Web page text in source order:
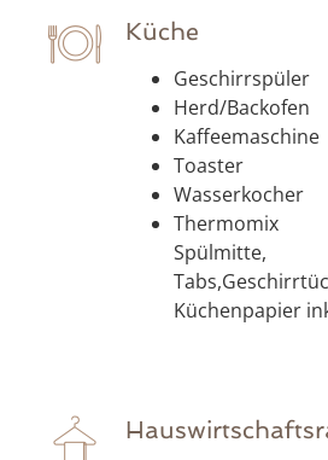
Küche
Geschirrspüler
Herd/Backofen
Kaffeemaschine
Toaster
Wasserkocher
Thermomix
Spülmitte,
Küchenpapier